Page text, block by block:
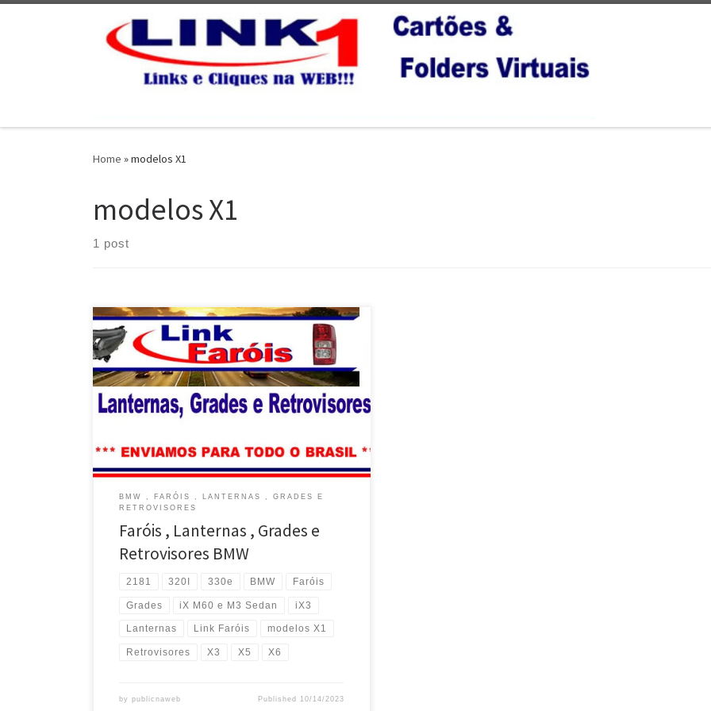
Home »modelos X1
modelos X1
1 post
Faróis , Lanternas e Grades para BMW X1 , X5 e x6 …
Envio para todo o Brasil Faróis , Lanternas e Grades
para BMW Série 1 , 2 , 3 , 4 e 5 ..Envio para todo o
Brasil Faróis , Lanternas e Grades para BMW iX3 , I4 ,
BMW , FARÓIS , LANTERNAS , GRADES E
RETROVISORES
Faróis , Lanternas , Grades e
Retrovisores BMW
2181 320I 330e BMW Faróis
Grades iX M60 e M3 Sedan iX3
Lanternas Link Faróis modelos X1
Retrovisores X3 X5 X6
bypublicnaweb Published 10/14/2023